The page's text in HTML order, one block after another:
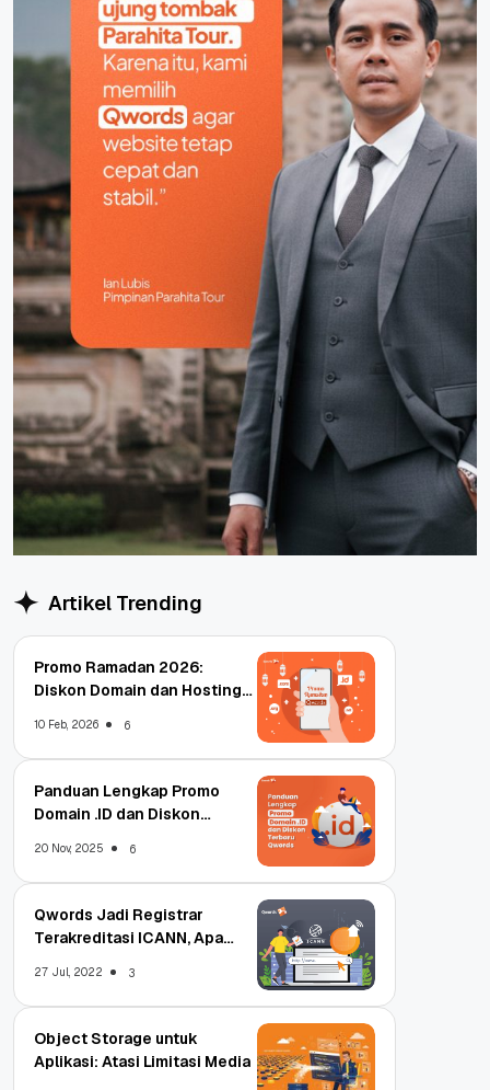
Artikel Trending
Promo Ramadan 2026:
Diskon Domain dan Hosting
10 Feb, 2026 6
Panduan Lengkap Promo
Domain .ID dan Diskon
20 Nov, 2025 6
Qwords Jadi Registrar
Terakreditasi ICANN, Apa
27 Jul, 2022 3
Object Storage untuk
Aplikasi: Atasi Limitasi Media